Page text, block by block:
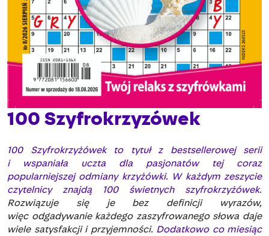
100 Szyfrokrzyzówek
100 Szyfrokrzyżówek to tytuł z bestsellerowej serii
i wspaniała uczta dla pasjonatów tej coraz
popularniejszej odmiany krzyżówki. W każdym zeszycie
czytelnicy znajdą 100 świetnych szyfrokrzyżówek.
Rozwiązuje się je bez definicji wyrazów,
więc odgadywanie każdego zaszyfrowanego słowa daje
wiele satysfakcji i przyjemności. Dodatkowo co miesiąc